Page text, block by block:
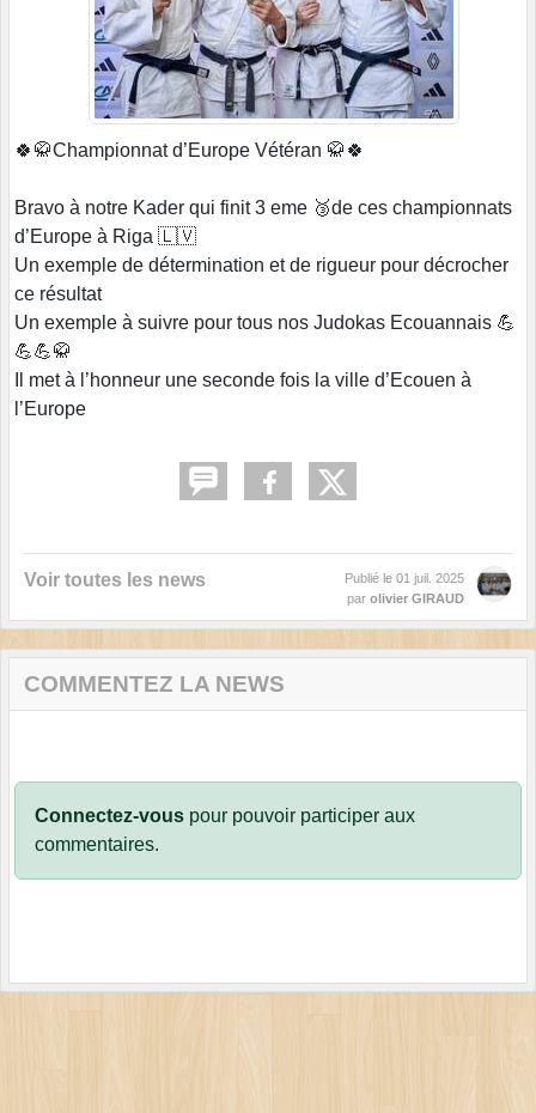
🍀🥋Championnat d’Europe Vétéran 🥋🍀
Bravo à notre Kader qui finit 3 eme 🥉de ces championnats
d’Europe à Riga 🇱🇻
Un exemple de détermination et de rigueur pour décrocher
ce résultat
Un exemple à suivre pour tous nos Judokas Ecouannais 💪
💪💪🥋
Il met à l’honneur une seconde fois la ville d’Ecouen à
l’Europe
Voir toutes les news Publié le 01 juil. 2025
par olivier GIRAUD
COMMENTEZ LA NEWS
Connectez-vous pour pouvoir participer aux
commentaires.